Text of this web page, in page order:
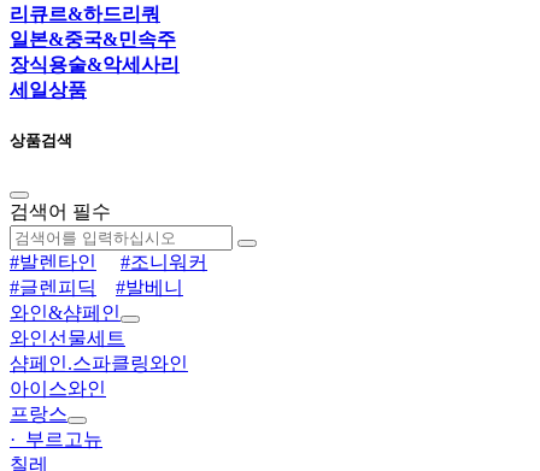
리큐르&하드리쿼
일본&중국&민속주
장식용술&악세사리
세일상품
상품검색
검색어 필수
#발렌타인
#조니워커
#글렌피딕
#발베니
와인&샴페인
와인선물세트
샴페인.스파클링와인
아이스와인
프랑스
· 부르고뉴
칠레